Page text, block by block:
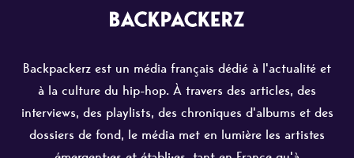
Backpackerz est un média français dédié à l'actualité et
à la culture du hip-hop. À travers des articles, des
interviews, des playlists, des chroniques d'albums et des
dossiers de fond, le média met en lumière les artistes